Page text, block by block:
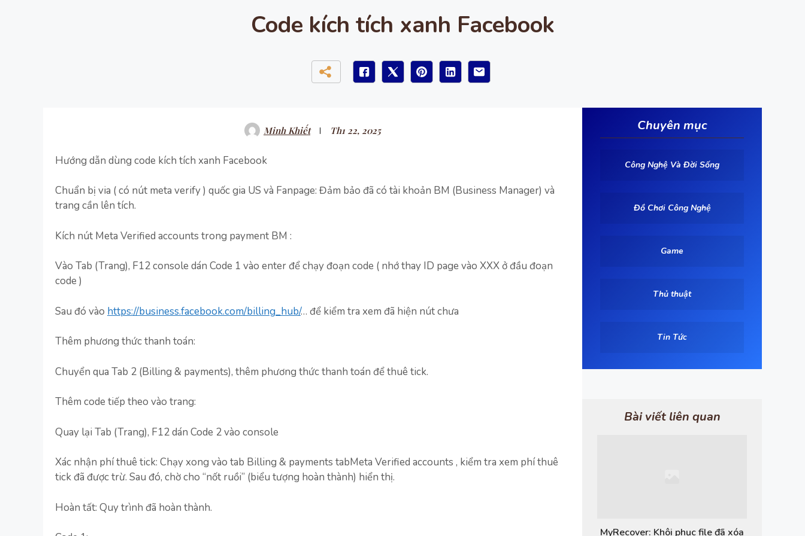
Code kích tích xanh Facebook
Minh Khiết Th1 22, 2025
Hướng dẫn dùng code kích tích xanh Facebook
Chuẩn bị via ( có nút meta verify ) quốc gia US và Fanpage: Đảm bảo đã có tài khoản BM (Business Manager) và
trang cần lên tích.
Kích nút Meta Verified accounts trong payment BM :
Vào Tab (Trang), F12 console dán Code 1 vào enter để chạy đoạn code ( nhớ thay ID page vào XXX ở đầu đoạn
code )
Sau đó vào https://business.facebook.com/billing_hub/… để kiểm tra xem đã hiện nút chưa
Thêm phương thức thanh toán:
Chuyển qua Tab 2 (Billing & payments), thêm phương thức thanh toán để thuê tick.
Thêm code tiếp theo vào trang:
Quay lại Tab (Trang), F12 dán Code 2 vào console
Xác nhận phí thuê tick: Chạy xong vào tab Billing & payments tabMeta Verified accounts , kiểm tra xem phí thuê
tick đã được trừ. Sau đó, chờ cho “nốt ruồi” (biểu tượng hoàn thành) hiển thị.
Hoàn tất: Quy trình đã hoàn thành.
Chuyên mục
Công Nghệ Và Đời Sống
Đồ Chơi Công Nghệ
Game
Thủ thuật
Tin Tức
Bài viết liên quan
MyRecover: Khôi phục file đã xóa